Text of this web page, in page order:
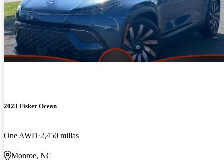
2023 Fisker Ocean
One AWD 2,450 millas
Monroe, NC